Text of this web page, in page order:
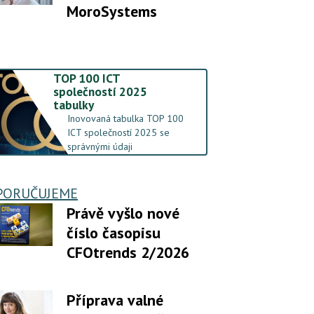
MoroSystems
TOP 100 ICT
společností 2025
tabulky
Inovovaná tabulka TOP 100
ICT společností 2025 se
správnými údaji
Právě vyšlo nové
číslo časopisu
CFOtrends 2/2026
Příprava valné